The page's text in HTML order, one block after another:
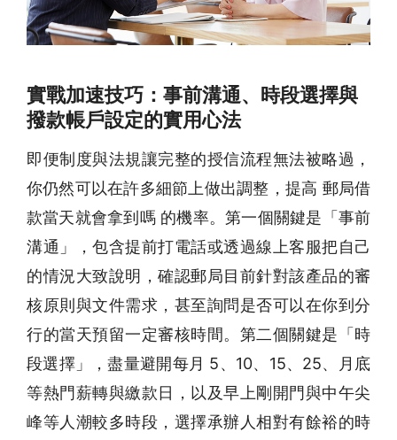
實戰加速技巧：事前溝通、時段選擇與
撥款帳戶設定的實用心法
即便制度與法規讓完整的授信流程無法被略過，
你仍然可以在許多細節上做出調整，提高 郵局借
款當天就會拿到嗎 的機率。第一個關鍵是「事前
溝通」，包含提前打電話或透過線上客服把自己
的情況大致說明，確認郵局目前針對該產品的審
核原則與文件需求，甚至詢問是否可以在你到分
行的當天預留一定審核時間。第二個關鍵是「時
段選擇」，盡量避開每月 5、10、15、25、月底
等熱門薪轉與繳款日，以及早上剛開門與中午尖
峰等人潮較多時段，選擇承辦人相對有餘裕的時